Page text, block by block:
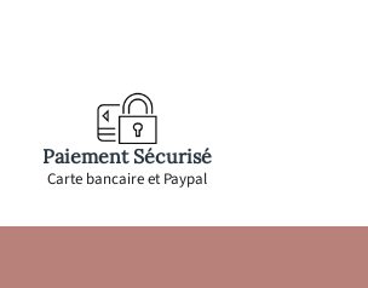
Paiement Sécurisé
Carte bancaire et Paypal